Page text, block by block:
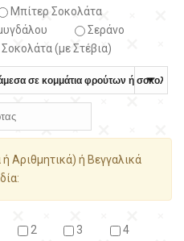
Μπίτερ Σοκολάτα
Σεράνο
(με Στέβια)
Αριθμητικά) ή Βεγγαλικά
2 3
4